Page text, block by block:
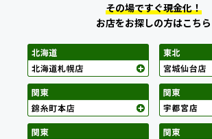
その場ですぐ現金化！
お店をお探しの方はこちら